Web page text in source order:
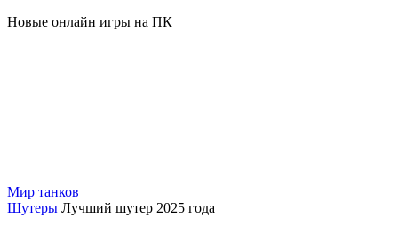
Новые онлайн игры на ПК
Мир танков
Шутеры Лучший шутер 2025 года